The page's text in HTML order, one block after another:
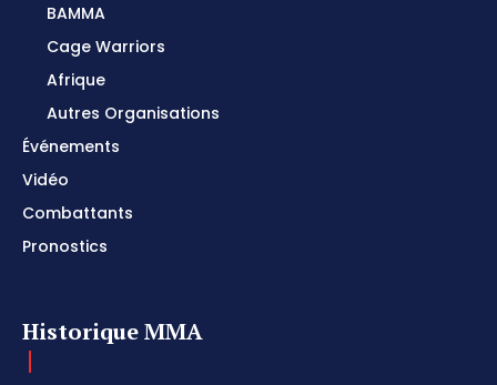
BAMMA
Cage Warriors
Afrique
Autres Organisations
Événements
Vidéo
Combattants
Pronostics
Historique MMA